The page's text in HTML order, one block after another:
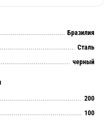
Бразилия
Сталь
черный
200
100